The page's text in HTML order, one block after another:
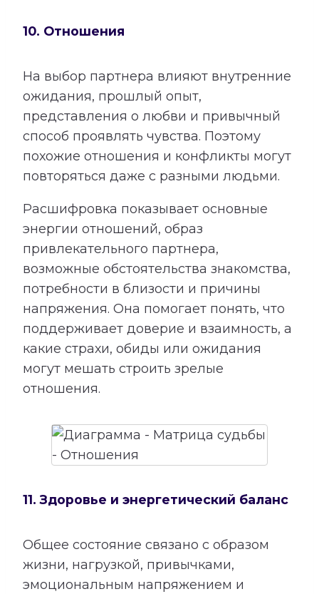
10. Отношения
На выбор партнера влияют внутренние
ожидания, прошлый опыт,
представления о любви и привычный
способ проявлять чувства. Поэтому
похожие отношения и конфликты могут
повторяться даже с разными людьми.
Расшифровка показывает основные
энергии отношений, образ
привлекательного партнера,
возможные обстоятельства знакомства,
потребности в близости и причины
напряжения. Она помогает понять, что
поддерживает доверие и взаимность, а
какие страхи, обиды или ожидания
могут мешать строить зрелые
отношения.
11. Здоровье и энергетический баланс
Общее состояние связано с образом
жизни, нагрузкой, привычками,
эмоциональным напряжением и